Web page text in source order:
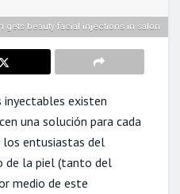
gets beauty facial injections in salon
existen
una solución para cada
los entusiastas del
de la piel (tanto del
medio de este